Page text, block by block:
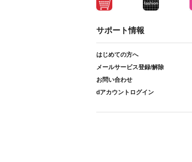
サポート情報
はじめての方へ
メールサービス登録/解除
お問い合わせ
dアカウントログイン